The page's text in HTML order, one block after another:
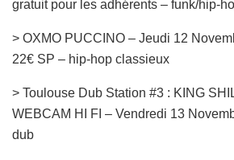
gratuit pour les adhérents – funk/hip-
> OXMO PUCCINO – Jeudi 12
22€ SP – hip-hop classieux
> Toulouse Dub Station #3 : KING
WEBCAM HI FI – Vendredi 13
dub